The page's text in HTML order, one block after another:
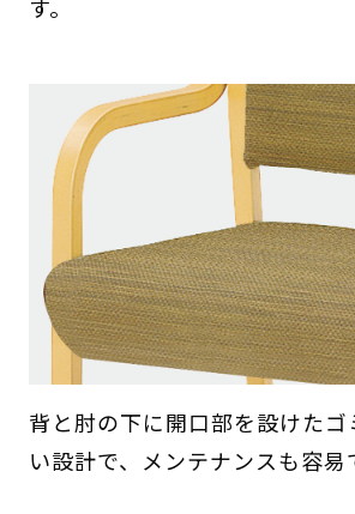
す。
背と肘の下に開口部を設けたゴ
い設計で、メンテナンスも容易